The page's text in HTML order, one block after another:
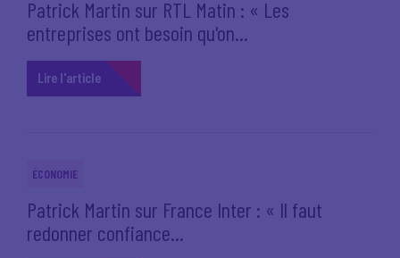
Patrick Martin sur RTL Matin : « Les
entreprises ont besoin qu'on...
Lire l'article
ÉCONOMIE
Patrick Martin sur France Inter : « Il faut
redonner confiance...